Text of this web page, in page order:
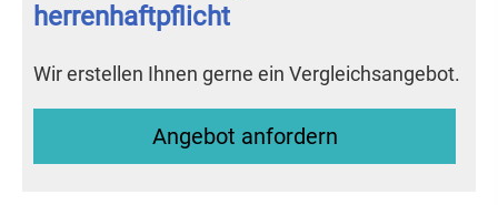
herren­haft­pflicht
Wir erstellen Ihnen gerne ein Vergleichsangebot.
An­ge­bot an­for­dern